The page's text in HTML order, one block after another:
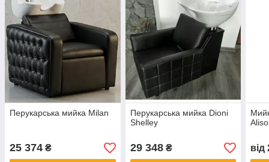
Перукарська мийка Milan
25 374 ₴
Перукарська мийка Dioni
Shelley
29 348₴ від